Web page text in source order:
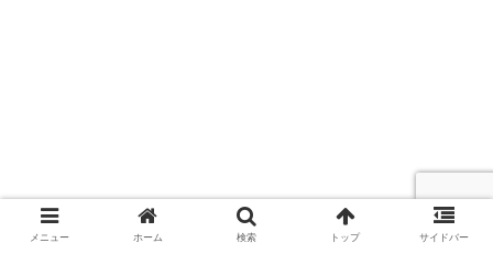
メニュー ホーム 検索 トップ サイドバー